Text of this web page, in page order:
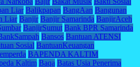
Liar Balikpapan BangAan Bangunan
Liar Banjir Banjir Samarinda BanjirAceh
BanjirSumut Bank BPR Samarinda
Bansos Bantuan ATENSI
Sosial BantuanKeuangan
BAPENDA KALTIM
Kaltim Baqa Batas Usia Penerima